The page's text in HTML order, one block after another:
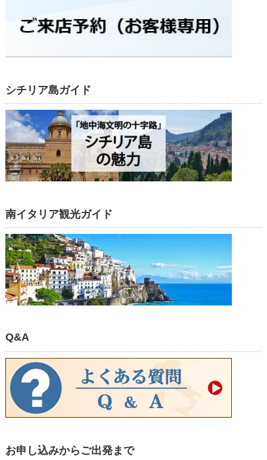
シチリア島ガイド
南イタリア観光ガイド
Q&A
お申し込みからご出発まで